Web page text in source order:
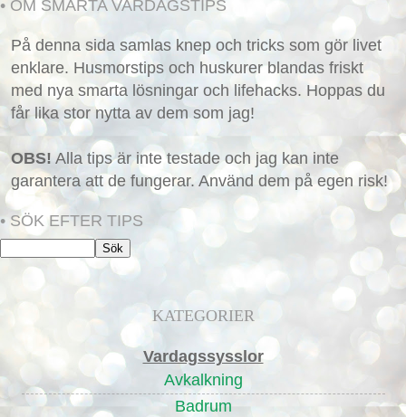
• OM SMARTA VARDAGSTIPS
På denna sida samlas knep och tricks som gör livet
enklare. Husmorstips och huskurer blandas friskt
med nya smarta lösningar och lifehacks. Hoppas du
får lika stor nytta av dem som jag!
OBS! Alla tips är inte testade och jag kan inte
garantera att de fungerar. Använd dem på egen risk!
• SÖK EFTER TIPS
KATEGORIER
Vardagssysslor
Avkalkning
Badrum